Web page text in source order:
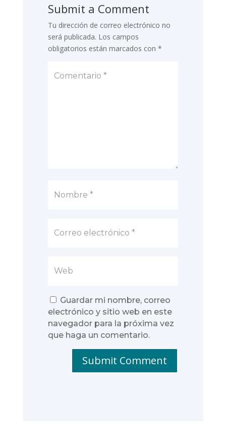
Submit a Comment
Tu dirección de correo electrónico no
será publicada. Los campos
obligatorios están marcados con *
Guardar mi nombre, correo
electrónico y sitio web en este
navegador para la próxima vez
que haga un comentario.
Submit Comment